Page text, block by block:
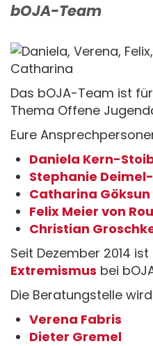
bOJA-Team
Das bOJA-Team ist
Thema Offene
Eure
Daniela Kern-
Stephanie
Catharina Göksun
Felix Meier von
Christian
Seit Dezember 2014 ist
Extremismus bei
Die Beratungstelle
Verena Fabris
Dieter Gremel